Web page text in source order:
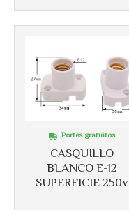
CASQUILLO
BLANCO E-12
SUPERFICIE 250v
Portes gratuitos